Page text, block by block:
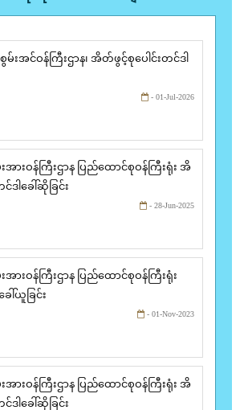
မ်းအင်ဝန်ကြီးဌာန၊ အိတ်ဖွင့်စုပေါင်းတင်ဒါ
- 01-Jul-2026
အားဝန်ကြီးဌာန ပြည်ထောင်စုဝန်ကြီးရုံး အိ
ဒါခေါ်ဆိုခြင်း
- 28-Jun-2025
အားဝန်ကြီးဌာန ပြည်ထောင်စုဝန်ကြီးရုံး
ါ်ယူခြင်း
- 01-Nov-2023
အားဝန်ကြီးဌာန ပြည်ထောင်စုဝန်ကြီးရုံး အိ
ဒါခေါ်ဆိုခြင်း